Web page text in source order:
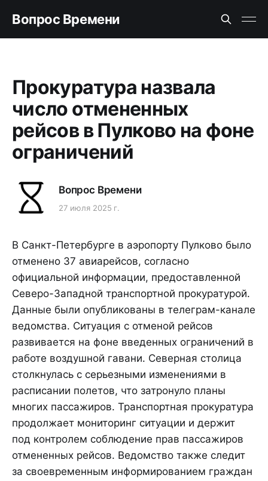
Вопрос Времени
Прокуратура назвала
число отмененных
рейсов в Пулково на фоне
ограничений
Вопрос Времени
27 июля 2025 г.
В Санкт-Петербурге в аэропорту Пулково было
отменено 37 авиарейсов, согласно
официальной информации, предоставленной
Северо-Западной транспортной прокуратурой.
Данные были опубликованы в телеграм-канале
ведомства. Ситуация с отменой рейсов
развивается на фоне введенных ограничений в
работе воздушной гавани. Северная столица
столкнулась с серьезными изменениями в
расписании полетов, что затронуло планы
многих пассажиров. Транспортная прокуратура
продолжает мониторинг ситуации и держит
под контролем соблюдение прав пассажиров
отмененных рейсов. Ведомство также следит
за своевременным информированием граждан